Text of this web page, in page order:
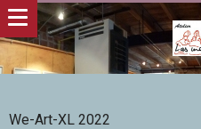
We-Art-XL 2022